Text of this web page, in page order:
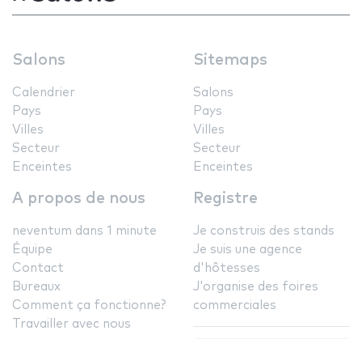
Salons
Calendrier
Pays
Villes
Secteur
Enceintes
Sitemaps
Salons
Pays
Villes
Secteur
Enceintes
A propos de nous
neventum dans 1 minute
Équipe
Contact
Bureaux
Comment ça fonctionne?
Travailler avec nous
Registre
Je construis des stands
Je suis une agence
d'hôtesses
J'organise des foires
commerciales